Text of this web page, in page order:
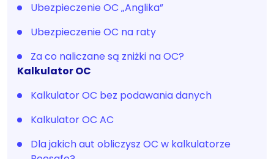
Ubezpieczenie OC „Anglika”
Ubezpieczenie OC na raty
Za co naliczane są zniżki na OC?
Kalkulator OC
Kalkulator OC bez podawania danych
Kalkulator OC AC
Dla jakich aut obliczysz OC w kalkulatorze